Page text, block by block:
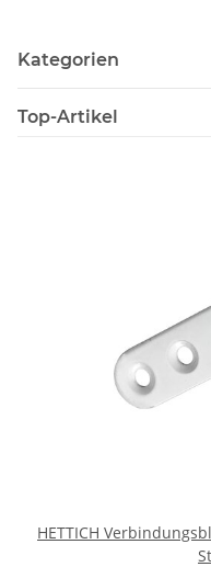
Kategorien
Top-Artikel
HETTICH